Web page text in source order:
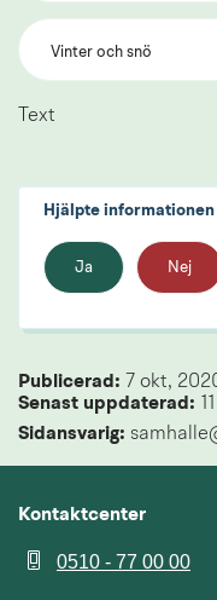
Vinter och snö
Text
Hjälpte informationen
Ja Nej
Publicerad: 7 okt,
Senast uppdaterad:
Sidansvarig:
Kontaktcenter
0510 - 77 00 00